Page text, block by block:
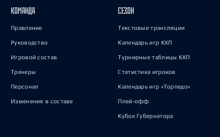
КОМАНДА
Правление
Руководство
Игровой состав
Тренеры
Персонал
Изменения в составе
СЕЗОН
Текстовые трансляции
Календарь игр КХЛ
Турнирные таблицы КХЛ
Статистика игроков
Календарь игр «Торпедо»
Плей-офф
Кубок Губернатора